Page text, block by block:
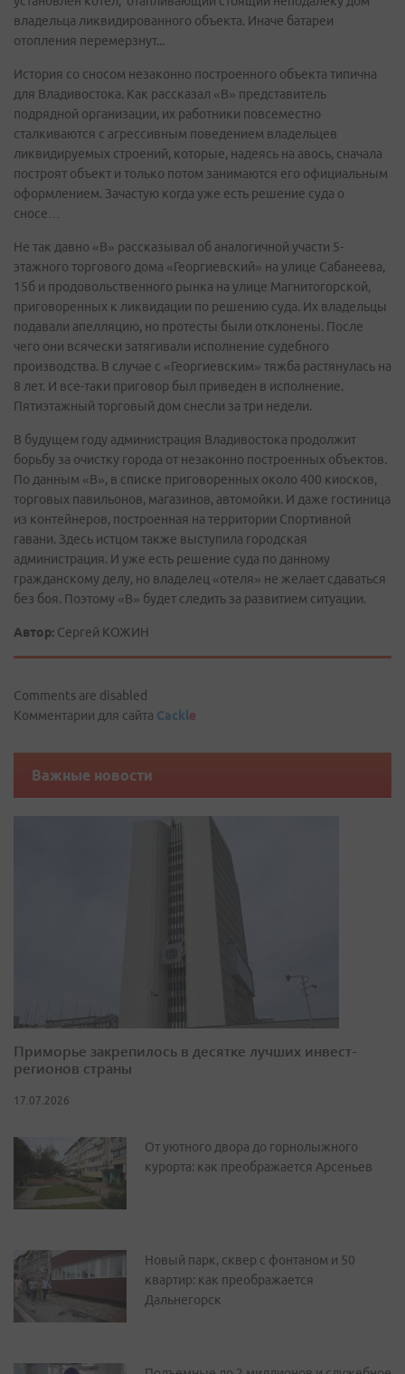
владельца ликвидированного объекта. Иначе батареи
отопления перемерзнут...
История со сносом незаконно построенного объекта типична
для Владивостока. Как рассказал «В» представитель
подрядной организации, их работники повсеместно
сталкиваются с агрессивным поведением владельцев
ликвидируемых строений, которые, надеясь на авось, сначала
построят объект и только потом занимаются его официальным
оформлением. Зачастую когда уже есть решение суда о
сносе…
Не так давно «В» рассказывал об аналогичной участи 5-
этажного торгового дома «Георгиевский» на улице Сабанеева,
15б и продовольственного рынка на улице Магнитогорской,
приговоренных к ликвидации по решению суда. Их владельцы
подавали апелляцию, но протесты были отклонены. После
чего они всячески затягивали исполнение судебного
производства. В случае с «Георгиевским» тяжба растянулась на
8 лет. И все-таки приговор был приведен в исполнение.
Пятиэтажный торговый дом снесли за три недели.
В будущем году администрация Владивостока продолжит
борьбу за очистку города от незаконно построенных объектов.
По данным «В», в списке приговоренных около 400 киосков,
торговых павильонов, магазинов, автомойки. И даже гостиница
из контейнеров, построенная на территории Спортивной
гавани. Здесь истцом также выступила городская
администрация. И уже есть решение суда по данному
гражданскому делу, но владелец «отеля» не желает сдаваться
без боя. Поэтому «В» будет следить за развитием ситуации.
Автор: Сергей КОЖИН
Comments are disabled
Комментарии для сайта Cackle
Важные новости
Приморье закрепилось в десятке лучших инвест-
регионов страны
17.07.2026
От уютного двора до горнолыжного
курорта: как преображается Арсеньев
Новый парк, сквер с фонтаном и 50
квартир: как преображается
Дальнегорск